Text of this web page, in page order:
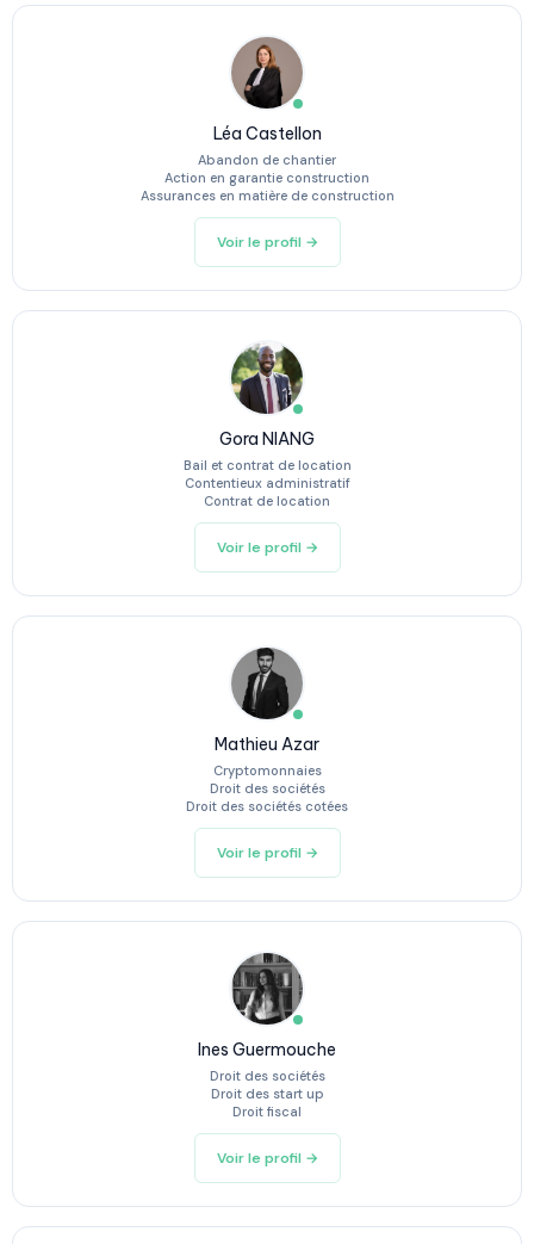
Léa Castellon
Abandon de chantier
Action en garantie construction
Assurances en matière de construction
Voir le profil →
Gora NIANG
Bail et contrat de location
Contentieux administratif
Contrat de location
Voir le profil →
Mathieu Azar
Cryptomonnaies
Droit des sociétés
Droit des sociétés cotées
Voir le profil →
Ines Guermouche
Droit des sociétés
Droit des start up
Droit fiscal
Voir le profil →